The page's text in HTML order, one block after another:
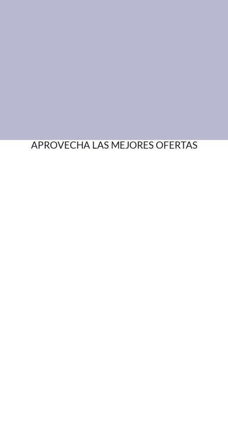
APROVECHA LAS MEJORES OFERTAS